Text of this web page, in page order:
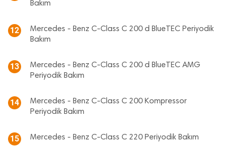
Bakım
12
Mercedes - Benz C-Class C 200 d BlueTEC Periyodik
Bakım
13
Mercedes - Benz C-Class C 200 d BlueTEC AMG
Periyodik Bakım
14
Mercedes - Benz C-Class C 200 Kompressor
Periyodik Bakım
15 Mercedes - Benz C-Class C 220 Periyodik Bakım